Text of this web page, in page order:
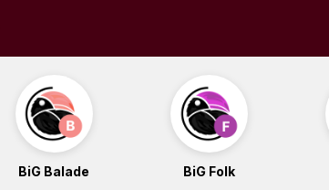
BiG Balade BiG Folk